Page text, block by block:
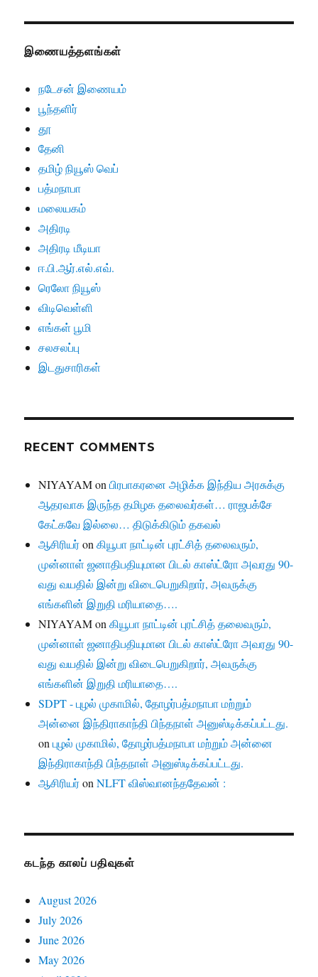
இணையத்தளங்கள்
நடேசன் இணையம்
பூந்தளிர்
தூ
தேனி
தமிழ் நியூஸ் வெப்
பத்மநாபா
மலையகம்
அதிரடி
அதிரடி மீடியா
ஈ.பி.ஆர்.எல்.எவ்.
ரெலோ நியூஸ்
விடிவெள்ளி
எங்கள் பூமி
சலசலப்பு
இடதுசாரிகள்
RECENT COMMENTS
NIYAYAMonபிரபாகரனை அழிக்க இந்திய அரசுக்கு
ஆதரவாக இருந்த தமிழக தலைவர்கள்… ராஜபக்சே
கேட்கவே இல்லை… திடுக்கிடும் தகவல்
ஆசிரியர்onகியூபா நாட்டின் புரட்சித் தலைவரும்,
முன்னாள் ஜனாதிபதியுமான பிடல் காஸ்ட்ரோ அவரது 90-
வது வயதில் இன்று விடைபெறுகிறார், அவருக்கு
எங்களின் இறுதி மரியாதை….
NIYAYAMonகியூபா நாட்டின் புரட்சித் தலைவரும்,
முன்னாள் ஜனாதிபதியுமான பிடல் காஸ்ட்ரோ அவரது 90-
வது வயதில் இன்று விடைபெறுகிறார், அவருக்கு
எங்களின் இறுதி மரியாதை….
SDPT - புழல் முகாமில், தோழர்பத்மநாபா மற்றும்
அன்னை இந்திராகாந்தி பிந்தநாள் அனுஸ்டிக்கப்பட்டது.
onபுழல் முகாமில், தோழர்பத்மநாபா மற்றும் அன்னை
இந்திராகாந்தி பிந்தநாள் அனுஸ்டிக்கப்பட்டது.
ஆசிரியர்onNLFT விஸ்வானந்ததேவன் :
கடந்த காலப் பதிவுகள்
August 2026
July 2026
June 2026
May 2026